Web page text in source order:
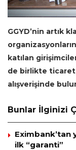
GGYD’nin artık
katılan
de birlikte ticaret
alışverişinde
Bunlar İlginizi
Eximbank’tan
ilk “garanti”